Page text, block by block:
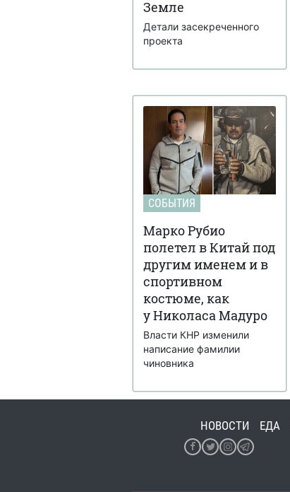
Земле
Детали засекреченного
проекта
СОБЫТИЯ
Марко Рубио
полетел в Китай под
другим именем и в
спортивном
костюме, как
у Николаса Мадуро
Власти КНР изменили
написание фамилии
чиновника
НОВОСТИ ЕДА